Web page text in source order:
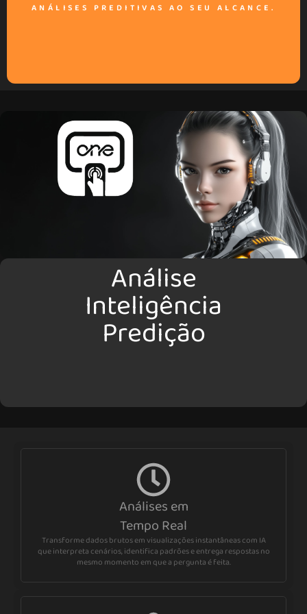
ANÁLISES PREDITIVAS AO SEU ALCANCE.
Análise
Inteligência
Predição
Análises em
Tempo Real
Transforme dados brutos em visualizações instantâneas com IA
que interpreta cenários, identifica padrões e entrega respostas no
mesmo momento em que a pergunta é feita.